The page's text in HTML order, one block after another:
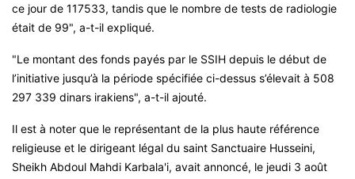
ce jour de 117533, tandis que le nombre de tests de radiologie
était de 99", a-t-il expliqué.
"Le montant des fonds payés par le SSIH depuis le début de
l’initiative jusqu’à la période spécifiée ci-dessus s’élevait à 508
297 339 dinars irakiens", a-t-il ajouté.
Il est à noter que le représentant de la plus haute référence
religieuse et le dirigeant légal du saint Sanctuaire Husseini,
Sheikh Abdoul Mahdi Karbala'i, avait annoncé, le jeudi 3 août